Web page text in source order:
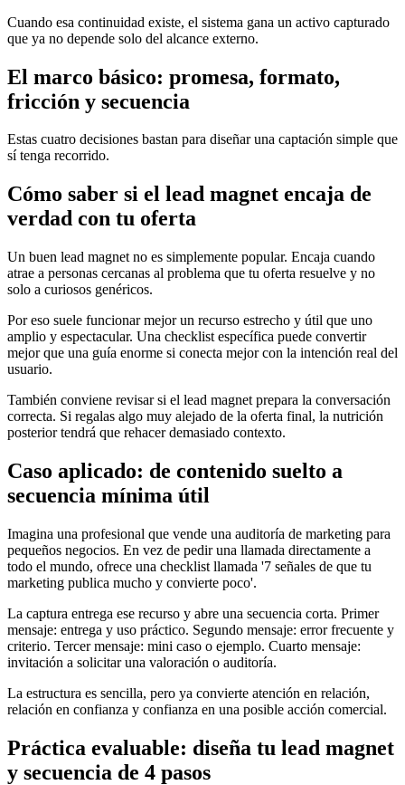
Cuando esa continuidad existe, el sistema gana un activo capturado
que ya no depende solo del alcance externo.
El marco básico: promesa, formato,
fricción y secuencia
Estas cuatro decisiones bastan para diseñar una captación simple que
sí tenga recorrido.
Cómo saber si el lead magnet encaja de
verdad con tu oferta
Un buen lead magnet no es simplemente popular. Encaja cuando
atrae a personas cercanas al problema que tu oferta resuelve y no
solo a curiosos genéricos.
Por eso suele funcionar mejor un recurso estrecho y útil que uno
amplio y espectacular. Una checklist específica puede convertir
mejor que una guía enorme si conecta mejor con la intención real del
usuario.
También conviene revisar si el lead magnet prepara la conversación
correcta. Si regalas algo muy alejado de la oferta final, la nutrición
posterior tendrá que rehacer demasiado contexto.
Caso aplicado: de contenido suelto a
secuencia mínima útil
Imagina una profesional que vende una auditoría de marketing para
pequeños negocios. En vez de pedir una llamada directamente a
todo el mundo, ofrece una checklist llamada '7 señales de que tu
marketing publica mucho y convierte poco'.
La captura entrega ese recurso y abre una secuencia corta. Primer
mensaje: entrega y uso práctico. Segundo mensaje: error frecuente y
criterio. Tercer mensaje: mini caso o ejemplo. Cuarto mensaje:
invitación a solicitar una valoración o auditoría.
La estructura es sencilla, pero ya convierte atención en relación,
relación en confianza y confianza en una posible acción comercial.
Práctica evaluable: diseña tu lead magnet
y secuencia de 4 pasos